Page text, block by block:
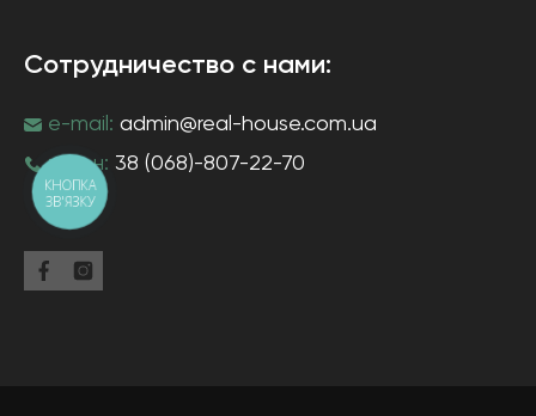
Сотрудничество с нами:
e-mail: admin@real-house.com.ua
тел-н: 38 (068)-807-22-70
КНОПКА
ЗВ'ЯЗКУ